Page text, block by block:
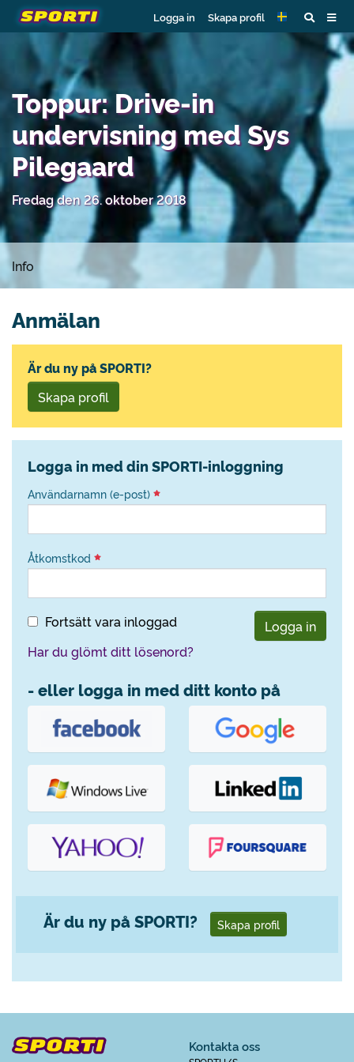
Logga in Skapa profil
Toppur: Drive-in
undervisning med Sys
Pilegaard
Fredag den 26. oktober 2018
Info
Anmälan
Är du ny på SPORTI?
Skapa profil
Logga in med din SPORTI-inloggning
Användarnamn (e-post)
Åtkomstkod
Fortsätt vara inloggad
Logga in
Har du glömt ditt lösenord?
- eller logga in med ditt konto på
Är du ny på SPORTI? Skapa profil
Kontakta oss